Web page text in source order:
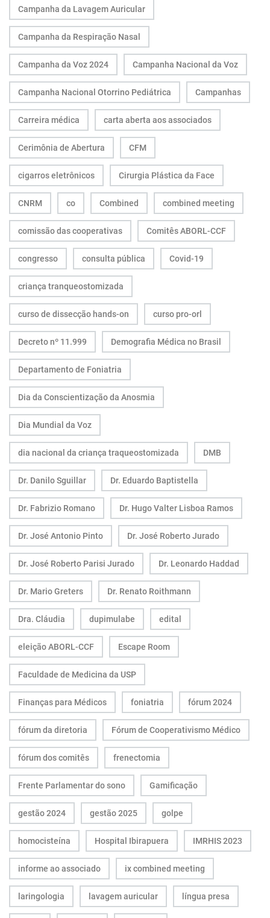
Campanha da Lavagem Auricular
Campanha da Respiração Nasal
Campanha da Voz 2024 Campanha Nacional da Voz
Campanha Nacional Otorrino Pediátrica Campanhas
Carreira médica carta aberta aos associados
Cerimônia de Abertura CFM
cigarros eletrônicos Cirurgia Plástica da Face
CNRM co Combined combined meeting
comissão das cooperativas Comitês ABORL-CCF
congresso consulta pública Covid-19
criança tranqueostomizada
curso de dissecção hands-on curso pro-orl
Decreto nº 11.999 Demografia Médica no Brasil
Departamento de Foniatria
Dia da Conscientização da Anosmia
Dia Mundial da Voz
dia nacional da criança traqueostomizada DMB
Dr. Danilo Sguillar Dr. Eduardo Baptistella
Dr. Fabrizio Romano Dr. Hugo Valter Lisboa Ramos
Dr. José Antonio Pinto Dr. José Roberto Jurado
Dr. José Roberto Parisi Jurado Dr. Leonardo Haddad
Dr. Mario Greters Dr. Renato Roithmann
Dra. Cláudia dupimulabe edital
eleição ABORL-CCF Escape Room
Faculdade de Medicina da USP
Finanças para Médicos foniatria fórum 2024
fórum da diretoria Fórum de Cooperativismo Médico
fórum dos comitês frenectomia
Frente Parlamentar do sono Gamificação
gestão 2024 gestão 2025 golpe
homocisteína Hospital Ibirapuera IMRHIS 2023
informe ao associado ix combined meeting
laringologia lavagem auricular língua presa